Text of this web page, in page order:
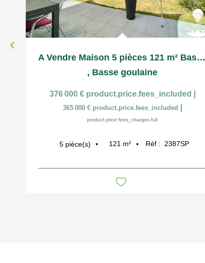
A Vendre Maison 5 pièces 121 m² Basse Goulaine Parcelle 860...
, Basse goulaine
376 000 € product.price.fees_included
365 000 € product.price.fees_included
product.price.fees_charges.full
5 pièce(s) 121 m² Réf : 2387SP